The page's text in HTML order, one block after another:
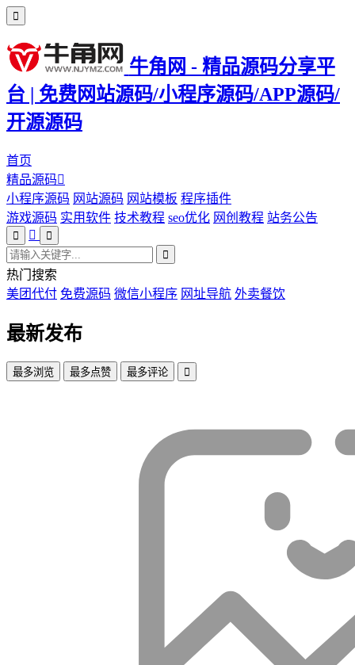
牛角网 - 精品源码分享平
台 | 免费网站源码/小程序源码/APP源码/
开源源码
首页
精品源码
小程序源码 网站源码 网站模板 程序插件
游戏源码 实用软件 技术教程 seo优化 网创教程 站务公告
热门搜索
美团代付 免费源码 微信小程序 网址导航 外卖餐饮
最新发布
最多浏览 最多点赞 最多评论